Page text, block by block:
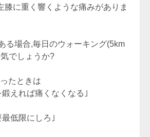
膝に重く響くような痛みがありま
る場合,毎日のウォーキング(5km
でしょうか?
たときは
えれば痛くなくなる｣
低限にしろ｣